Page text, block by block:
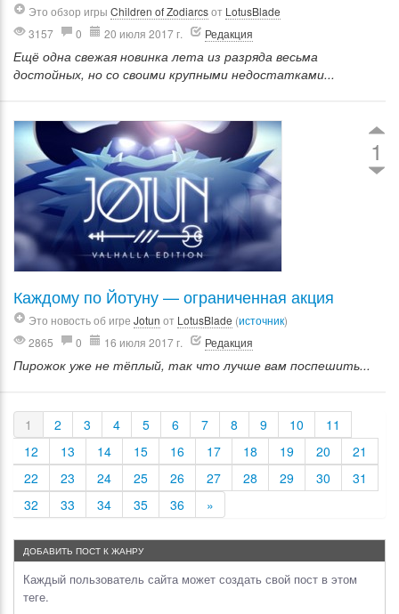
Это обзор игры Children of Zodiarcsот LotusBlade
3157
0 20 июля 2017 г. Редакция
Ещё одна свежая новинка лета из разряда весьма
достойных, но со своими крупными недостатками...
1
Каждому по Йотуну — ограниченная акция
Это новость об игре Jotun от LotusBlade (источник)
2865
0 16 июля 2017 г. Редакция
Пирожок уже не тёплый, так что лучше вам поспешить...
1 2 3 4 5 6 7 8 9 10
11
12
13 14 15 16 17 18 19 20
21
22
23 24 25 26 27 28 29 30
31
32
33 34 35 36 »
ДОБАВИТЬ ПОСТ К ЖАНРУ
Каждый пользователь сайта может создать свой пост в этом
теге.